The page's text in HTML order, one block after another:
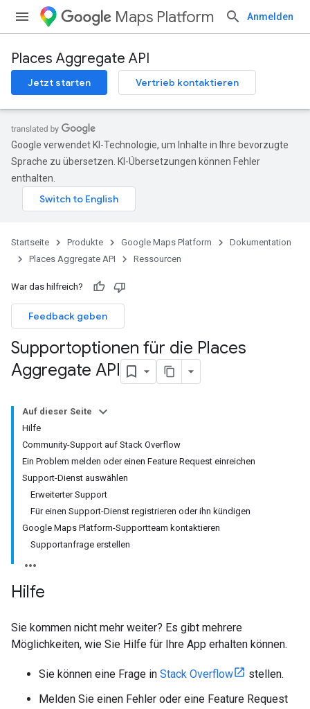
Maps Platform Anmelden
Places Aggregate API
Jetzt starten Vertrieb kontaktieren
Google verwendet KI-Technologie, um Inhalte in Ihre bevorzugte
Sprache zu übersetzen. KI-Übersetzungen können Fehler
enthalten.
Startseite Produkte Google Maps Platform
Dokumentation
Places Aggregate API
Ressourcen
War das hilfreich?
Feedback geben
Supportoptionen für die Places
Aggregate API
Auf dieser Seite
Hilfe
Community-Support auf Stack Overflow
Ein Problem melden oder einen Feature Request einreichen
Support-Dienst auswählen
Erweiterter Support
Für einen Support-Dienst registrieren oder ihn kündigen
Google Maps Platform-Supportteam kontaktieren
Supportanfrage erstellen
Hilfe
Sie kommen nicht mehr weiter? Es gibt mehrere
Möglichkeiten, wie Sie Hilfe für Ihre App erhalten können.
Sie können eine Frage in Stack Overflow
stellen.
Melden Sie einen Fehler oder eine Feature Request